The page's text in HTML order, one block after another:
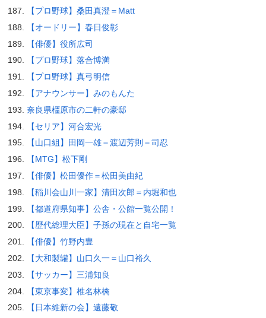
【プロ野球】桑田真澄＝Matt
【オードリー】春日俊彰
【俳優】役所広司
【プロ野球】落合博満
【プロ野球】真弓明信
【アナウンサー】みのもんた
奈良県橿原市の二軒の豪邸
【セリア】河合宏光
【山口組】田岡一雄＝渡辺芳則＝司忍
【MTG】松下剛
【俳優】松田優作＝松田美由紀
【稲川会山川一家】清田次郎＝内堀和也
【都道府県知事】公舎・公館一覧公開！
【歴代総理大臣】子孫の現在と自宅一覧
【俳優】竹野内豊
【大和製罐】山口久一＝山口裕久
【サッカー】三浦知良
【東京事変】椎名林檎
【日本維新の会】遠藤敬